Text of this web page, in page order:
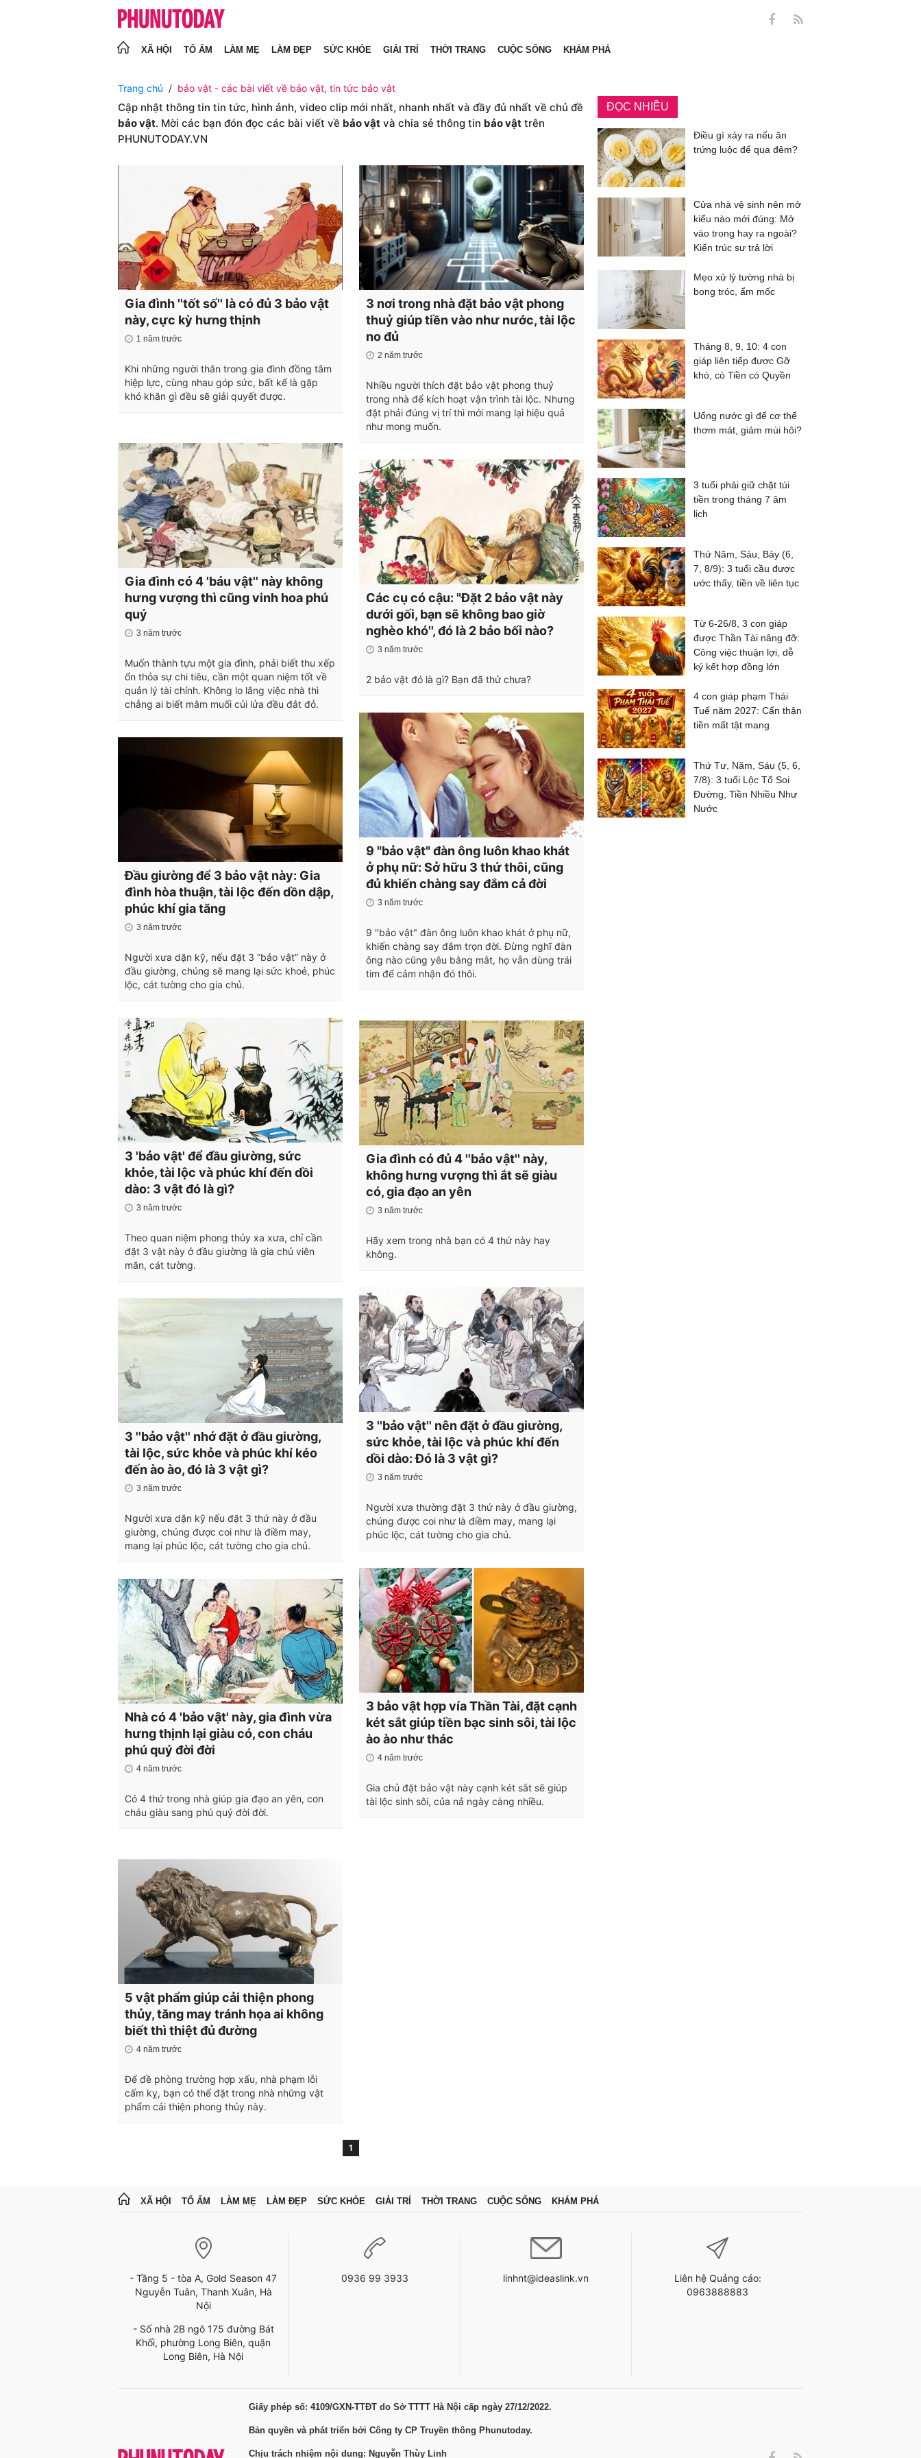
XÃ HỘI TỔ ẤM LÀM MẸ LÀM ĐẸP SỨC KHỎE GIẢI TRÍ THỜI TRANG CUỘC SỐNG KHÁM PHÁ
Trang chủ bảo vật - các bài viết về bảo vật, tin tức bảo vật
Cập nhật thông tin tin tức, hình ảnh, video clip mới nhất, nhanh nhất và đầy đủ nhất về chủ đề
bảo vật. Mời các bạn đón đọc các bài viết về bảo vật và chia sẻ thông tin bảo vật trên
PHUNUTODAY.VN
Gia đình ''tốt số'' là có đủ 3 bảo vật
này, cực kỳ hưng thịnh
1 năm trước
Khi những người thân trong gia đình đồng tâm
hiệp lực, cùng nhau góp sức, bất kể là gặp
khó khăn gì đều sẽ giải quyết được.
Gia đình có 4 'báu vật'' này không
hưng vượng thì cũng vinh hoa phú
quý
3 năm trước
Muốn thành tựu một gia đình, phải biết thu xếp
ổn thỏa sự chi tiêu, cần một quan niệm tốt về
quản lý tài chính. Không lo lắng việc nhà thì
chẳng ai biết mắm muối củi lửa đều đắt đỏ.
Đầu giường để 3 bảo vật này: Gia
đình hòa thuận, tài lộc đến dồn dập,
phúc khí gia tăng
3 năm trước
Người xưa dặn kỹ, nếu đặt 3 “bảo vật” này ở
đầu giường, chúng sẽ mang lại sức khoẻ, phúc
lộc, cát tường cho gia chủ.
3 'bảo vật' để đầu giường, sức
khỏe, tài lộc và phúc khí đến dồi
dào: 3 vật đó là gì?
3 năm trước
Theo quan niệm phong thủy xa xưa, chỉ cần
đặt 3 vật này ở đầu giường là gia chủ viên
mãn, cát tường.
3 ''bảo vật'' nhớ đặt ở đầu giường,
tài lộc, sức khỏe và phúc khí kéo
đến ào ào, đó là 3 vật gì?
3 năm trước
Người xưa dặn kỹ nếu đặt 3 thứ này ở đầu
giường, chúng được coi như là điềm may,
mang lại phúc lộc, cát tường cho gia chủ.
Nhà có 4 'bảo vật' này, gia đình vừa
hưng thịnh lại giàu có, con cháu
phú quý đời đời
4 năm trước
Có 4 thứ trong nhà giúp gia đạo an yên, con
cháu giàu sang phú quý đời đời.
5 vật phẩm giúp cải thiện phong
thủy, tăng may tránh họa ai không
biết thì thiệt đủ đường
4 năm trước
Để đề phòng trường hợp xấu, nhà phạm lỗi
cấm kỵ, bạn có thể đặt trong nhà những vật
phẩm cải thiện phong thủy này.
3 nơi trong nhà đặt bảo vật phong
thuỷ giúp tiền vào như nước, tài lộc
no đủ
2 năm trước
Nhiều người thích đặt bảo vật phong thuỷ
trong nhà để kích hoạt vận trình tài lộc. Nhưng
đặt phải đúng vị trí thì mới mang lại hiệu quả
như mong muốn.
Các cụ có cậu: "Đặt 2 bảo vật này
dưới gối, bạn sẽ không bao giờ
nghèo khó'', đó là 2 bảo bối nào?
3 năm trước
2 bảo vật đó là gì? Bạn đã thử chưa?
9 "bảo vật" đàn ông luôn khao khát
ở phụ nữ: Sở hữu 3 thứ thôi, cũng
đủ khiến chàng say đắm cả đời
3 năm trước
9 "bảo vật" đàn ông luôn khao khát ở phụ nữ,
khiến chàng say đắm trọn đời. Đừng nghĩ đàn
ông nào cũng yêu bằng mắt, họ vẫn dùng trái
tim để cảm nhận đó thôi.
Gia đình có đủ 4 ''bảo vật'' này,
không hưng vượng thì ắt sẽ giàu
có, gia đạo an yên
3 năm trước
Hãy xem trong nhà bạn có 4 thứ này hay
không.
3 ''bảo vật'' nên đặt ở đầu giường,
sức khỏe, tài lộc và phúc khí đến
dồi dào: Đó là 3 vật gì?
3 năm trước
Người xưa thường đặt 3 thứ này ở đầu giường,
chúng được coi như là điềm may, mang lại
phúc lộc, cát tường cho gia chủ.
3 bảo vật hợp vía Thần Tài, đặt cạnh
két sắt giúp tiền bạc sinh sôi, tài lộc
ào ào như thác
4 năm trước
Gia chủ đặt bảo vật này cạnh két sắt sẽ giúp
tài lộc sinh sôi, của nả ngày càng nhiều.
1
ĐỌC NHIỀU
Điều gì xảy ra nếu ăn
trứng luộc để qua đêm?
Cửa nhà vệ sinh nên mở
kiểu nào mới đúng: Mở
vào trong hay ra ngoài?
Kiến trúc sư trả lời
Mẹo xử lý tường nhà bị
bong tróc, ẩm mốc
Tháng 8, 9, 10: 4 con
giáp liên tiếp được Gỡ
khó, có Tiền có Quyền
Uống nước gì để cơ thể
thơm mát, giảm mùi hôi?
3 tuổi phải giữ chặt túi
tiền trong tháng 7 âm
lịch
Thứ Năm, Sáu, Bảy (6,
7, 8/9): 3 tuổi cầu được
ước thấy, tiền về liên tục
Từ 6-26/8, 3 con giáp
được Thần Tài nâng đỡ:
Công việc thuận lợi, dễ
ký kết hợp đồng lớn
4 con giáp phạm Thái
Tuế năm 2027: Cẩn thận
tiền mất tật mang
Thứ Tư, Năm, Sáu (5, 6,
7/8): 3 tuổi Lộc Tổ Soi
Đường, Tiền Nhiều Như
Nước
XÃ HỘI TỔ ẤM LÀM MẸ LÀM ĐẸP SỨC KHỎE GIẢI TRÍ THỜI TRANG CUỘC SỐNG KHÁM PHÁ
- Tầng 5 - tòa A, Gold Season 47
Nguyễn Tuân, Thanh Xuân, Hà
Nội
- Số nhà 2B ngõ 175 đường Bát
Khối, phường Long Biên, quận
Long Biên, Hà Nội
0936 99 3933 linhnt@ideaslink.vn
Liên hệ Quảng cáo:
0963888883
Giấy phép số: 4109/GXN-TTĐT do Sở TTTT Hà Nội cấp ngày 27/12/2022.
Bản quyền và phát triển bởi Công ty CP Truyền thông Phunutoday.
Chịu trách nhiệm nội dung: Nguyễn Thùy Linh